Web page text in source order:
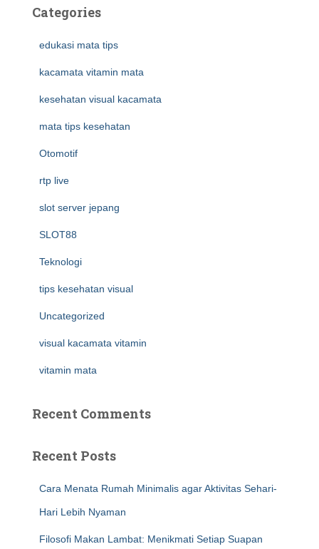
Categories
edukasi mata tips
kacamata vitamin mata
kesehatan visual kacamata
mata tips kesehatan
Otomotif
rtp live
slot server jepang
SLOT88
Teknologi
tips kesehatan visual
Uncategorized
visual kacamata vitamin
vitamin mata
Recent Comments
Recent Posts
Cara Menata Rumah Minimalis agar Aktivitas Sehari-
Hari Lebih Nyaman
Filosofi Makan Lambat: Menikmati Setiap Suapan